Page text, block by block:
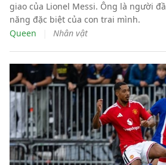
giao của Lionel Messi. Ông là người
năng đặc biệt của con trai mình.
Queen
Nhân vật